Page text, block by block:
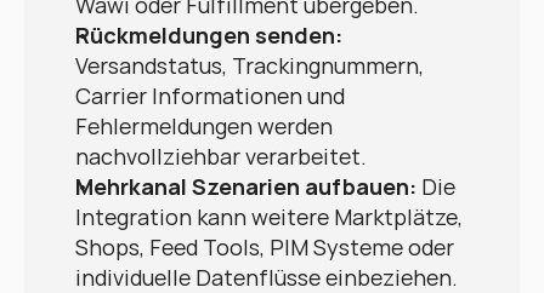
Rückmeldungen senden:
Versandstatus, Trackingnummern,
Carrier Informationen und
Fehlermeldungen werden
nachvollziehbar verarbeitet.
Mehrkanal Szenarien aufbauen: Die
Integration kann weitere Marktplätze,
Shops, Feed Tools, PIM Systeme oder
individuelle Datenflüsse einbeziehen.